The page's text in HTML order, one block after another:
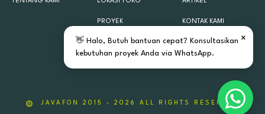
PROYEK KONTAK KAMI
DOWNLOAD E-CATALOGUE
JAVAFON 2015 - 2026 ALL RIGHTS RESERVED
×
👋 Halo, Butuh bantuan cepat? Konsultasikan
kebutuhan proyek Anda via WhatsApp.